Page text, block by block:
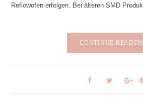
Reflowofen erfolgen. Bei älteren SMD
CONTINUE